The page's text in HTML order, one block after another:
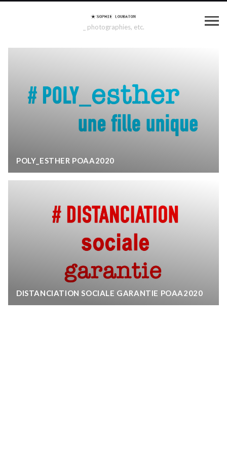
_ photographies, etc.
POLY_ESTHER POAA2020
DISTANCIATION SOCIALE GARANTIE POAA2020